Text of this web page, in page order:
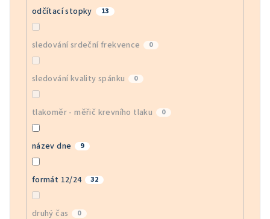
odčítací stopky 13
sledování srdeční frekvence 0
sledování kvality spánku 0
tlakoměr - měřič krevního tlaku 0
název dne 9
formát 12/24 32
druhý čas 0